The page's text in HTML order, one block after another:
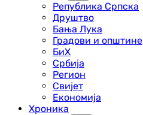
Република Српска
Друштво
Бања Лука
Градови и општине
БиХ
Србија
Регион
Свијет
Економија
Хроника